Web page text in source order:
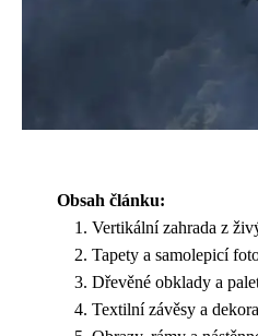
Obsah článku:
Vertikální zahrada z
Tapety a samolepicí
Dřevěné obklady a
Textilní závěsy a